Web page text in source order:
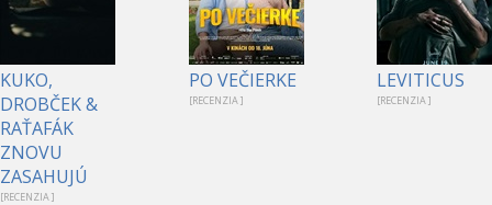
KUKO,
DROBČEK &
RAŤAFÁK
ZNOVU
ZASAHUJÚ
[RECENZIA ]
PO VEČIERKE
[RECENZIA ]
LEVITICUS
[RECENZIA ]